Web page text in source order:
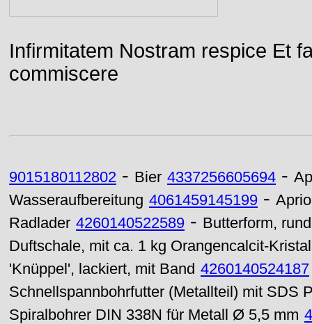
Infirmitatem Nostram respice Et
commiscere
9015180112802 - Bier 4337256605694 -
Wasseraufbereitung 4061459145199 -
Radlader 4260140522589 - Butterform,
Duftschale, mit ca. 1 kg Orangencalcit-
'Knüppel', lackiert, mit Band 4260140524187
Schnellspannbohrfutter (Metallteil) mit SDS
Spiralbohrer DIN 338N für Metall Ø 5,5 mm